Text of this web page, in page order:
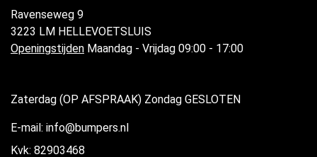
Ravenseweg 9
3223 LM HELLEVOETSLUIS
Openingstijden Maandag - Vrijdag 09:00 - 17:00
Zaterdag (OP AFSPRAAK) Zondag GESLOTEN
E-mail: info@bumpers.nl
Kvk: 82903468